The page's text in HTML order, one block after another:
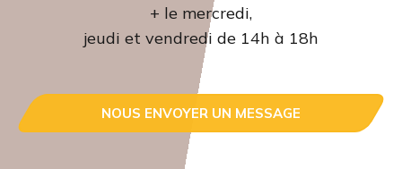
+ le mercredi,
jeudi et vendredi de 14h à 18h
NOUS ENVOYER UN MESSAGE